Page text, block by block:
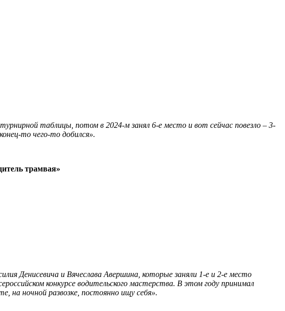
таблицы, потом в 2024-м занял 6-е место и вот сейчас повезло – 3-
то чего-то добился».
трамвая»
Денисевича и Вячеслава Авершина, которые заняли 1-е и 2-е место
конкурсе водительского мастерства. В этом году принимал
ночной развозке, постоянно ищу себя».